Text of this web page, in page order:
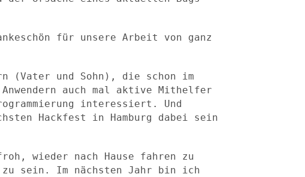
für unsere Arbeit von ganz
(Vater und Sohn), die schon im
auch mal aktive Mithelfer
interessiert. Und
Hackfest in Hamburg dabei sein
wieder nach Hause fahren zu
zu sein. Im nächsten Jahr bin ich